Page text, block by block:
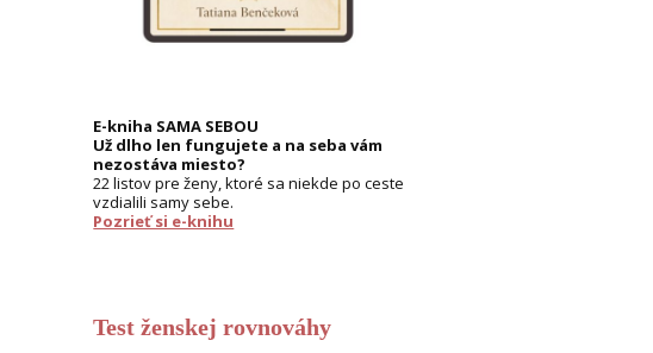
E-kniha SAMA SEBOU
Už dlho len fungujete a na seba vám
nezostáva miesto?
22 listov pre ženy, ktoré sa niekde po ceste
vzdialili samy sebe.
Pozrieť si e-knihu
Test ženskej rovnováhy